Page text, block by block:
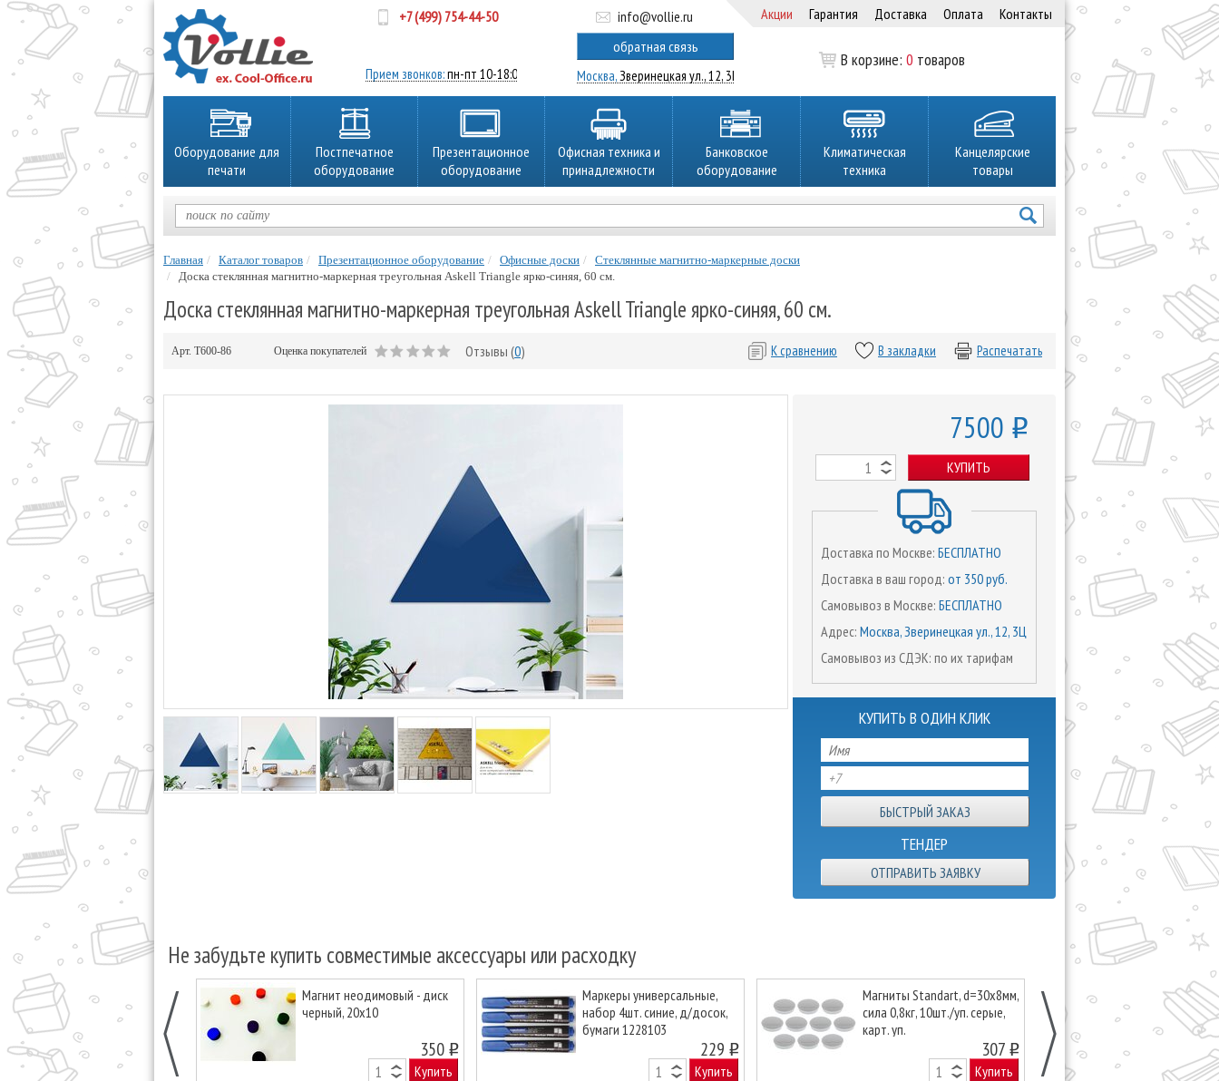
+7 (499) 754-44-50
Прием звонков:пн-пт 10-18:00
info@vollie.ru
обратная связь
Москва,Зверинецкая ул., 12, 3Ц
Акции Гарантия Доставка Оплата Контакты
В корзине:0 товаров
Оборудование для
печати
Постпечатное
оборудование
Презентационное
оборудование
Офисная техника и
принадлежности
Банковское
оборудование
Климатическая
техника
Канцелярские
товары
Главная Каталог товаров Презентационное оборудование Офисные доски
Стеклянные магнитно-маркерные доски
Доска стеклянная магнитно-маркерная треугольная Askell Triangle ярко-синяя, 60 см.
Доска стеклянная магнитно-маркерная треугольная Askell Triangle ярко-синяя, 60 см.
Арт. Т600-86 Оценка покупателей Отзывы (0) Распечатать
В закладки
К сравнению
7500 o
КУПИТЬ
Доставка по Москве: БЕСПЛАТНО
Доставка в ваш город: от 350 руб.
Самовывоз в Москве: БЕСПЛАТНО
Адрес: Москва, Зверинецкая ул., 12, 3Ц
Самовывоз из СДЭК: по их тарифам
КУПИТЬ В ОДИН КЛИК
ТЕНДЕР
ОТПРАВИТЬ ЗАЯВКУ
Не забудьте купить совместимые аксессуары или расходку
Магнит неодимовый - диск
черный, 20х10
350 o
Купить
Маркеры универсальные,
набор 4шт. синие, д/досок,
бумаги 1228103
229 o
Купить
Магниты Standart, d=30х8мм,
сила 0,8кг, 10шт./уп. серые,
карт. уп.
307 o
Купить
Магниты
54х19х8мм,
уп, серые,
Next